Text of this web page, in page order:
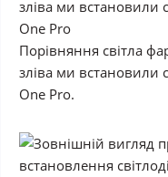
Порівняння світла
зліва ми встановили
One Pro.